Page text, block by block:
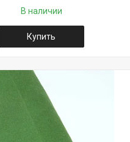
В наличии
Купить